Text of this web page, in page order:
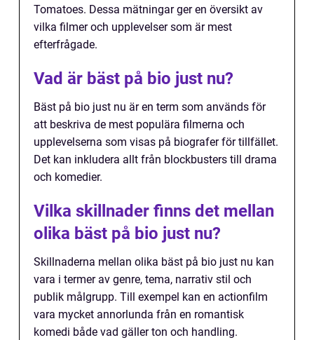
Tomatoes. Dessa mätningar ger en översikt av
vilka filmer och upplevelser som är mest
efterfrågade.
Vad är bäst på bio just nu?
Bäst på bio just nu är en term som används för
att beskriva de mest populära filmerna och
upplevelserna som visas på biografer för tillfället.
Det kan inkludera allt från blockbusters till drama
och komedier.
Vilka skillnader finns det mellan
olika bäst på bio just nu?
Skillnaderna mellan olika bäst på bio just nu kan
vara i termer av genre, tema, narrativ stil och
publik målgrupp. Till exempel kan en actionfilm
vara mycket annorlunda från en romantisk
komedi både vad gäller ton och handling.